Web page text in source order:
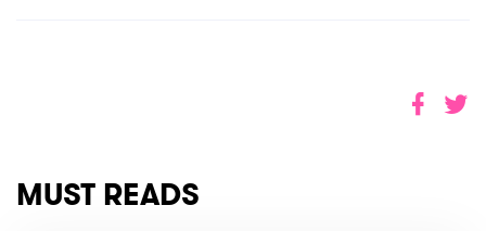
MUST READS